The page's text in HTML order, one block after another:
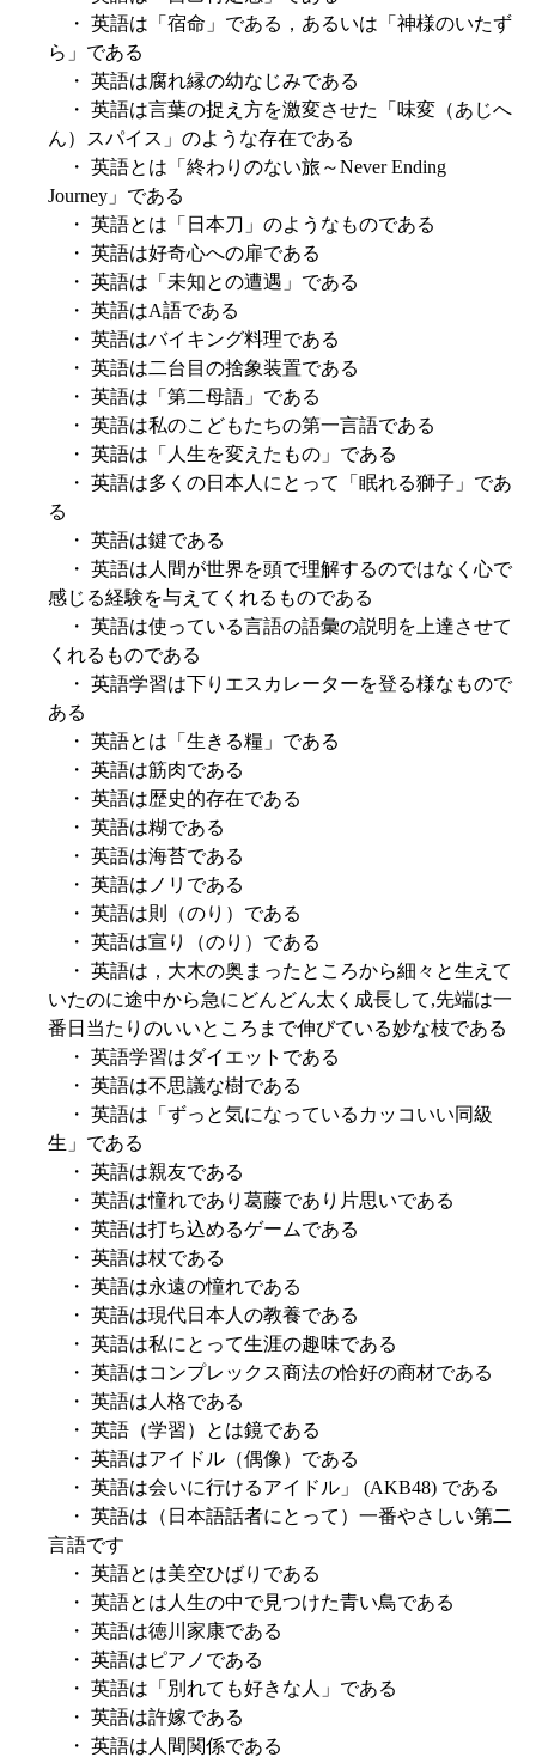
・ 英語は「宿命」である，あるいは「神様のいたず
ら」である
・ 英語は腐れ縁の幼なじみである
・ 英語は言葉の捉え方を激変させた「味変（あじへ
ん）スパイス」のような存在である
・ 英語とは「終わりのない旅～Never Ending
Journey」である
・ 英語とは「日本刀」のようなものである
・ 英語は好奇心への扉である
・ 英語は「未知との遭遇」である
・ 英語はA語である
・ 英語はバイキング料理である
・ 英語は二台目の捨象装置である
・ 英語は「第二母語」である
・ 英語は私のこどもたちの第一言語である
・ 英語は「人生を変えたもの」である
・ 英語は多くの日本人にとって「眠れる獅子」であ
る
・ 英語は鍵である
・ 英語は人間が世界を頭で理解するのではなく心で
感じる経験を与えてくれるものである
・ 英語は使っている言語の語彙の説明を上達させて
くれるものである
・ 英語学習は下りエスカレーターを登る様なもので
ある
・ 英語とは「生きる糧」である
・ 英語は筋肉である
・ 英語は歴史的存在である
・ 英語は糊である
・ 英語は海苔である
・ 英語はノリである
・ 英語は則（のり）である
・ 英語は宣り（のり）である
・ 英語は，大木の奥まったところから細々と生えて
いたのに途中から急にどんどん太く成長して,先端は一
番日当たりのいいところまで伸びている妙な枝である
・ 英語学習はダイエットである
・ 英語は不思議な樹である
・ 英語は「ずっと気になっているカッコいい同級
生」である
・ 英語は親友である
・ 英語は憧れであり葛藤であり片思いである
・ 英語は打ち込めるゲームである
・ 英語は杖である
・ 英語は永遠の憧れである
・ 英語は現代日本人の教養である
・ 英語は私にとって生涯の趣味である
・ 英語はコンプレックス商法の恰好の商材である
・ 英語は人格である
・ 英語（学習）とは鏡である
・ 英語はアイドル（偶像）である
・ 英語は会いに行けるアイドル」 (AKB48) である
・ 英語は（日本語話者にとって）一番やさしい第二
言語です
・ 英語とは美空ひばりである
・ 英語とは人生の中で見つけた青い鳥である
・ 英語は徳川家康である
・ 英語はピアノである
・ 英語は「別れても好きな人」である
・ 英語は許嫁である
・ 英語は人間関係である